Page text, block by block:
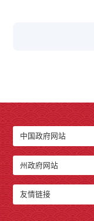
中国政府网站
州政府网站
友情链接